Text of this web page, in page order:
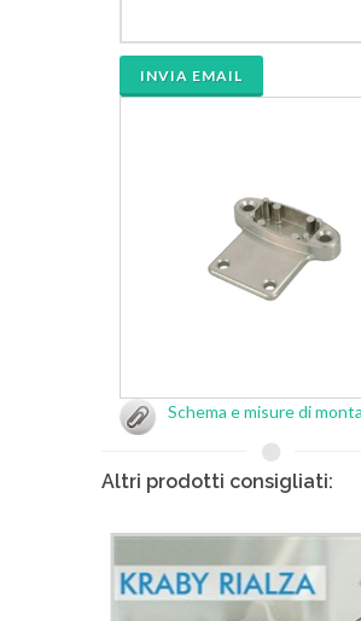
INVIA EMAIL
Schema e misure di
Altri prodotti consigliati: